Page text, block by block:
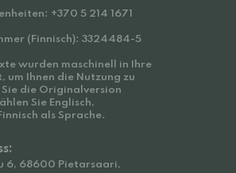
+370 5 214 1671
(Finnisch): 3324484-5
wurden maschinell in Ihre
um Ihnen die Nutzung zu
die Originalversion
Sie Englisch,
als Sprache.
6, 68600 Pietarsaari,